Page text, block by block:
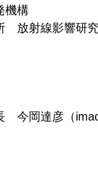
機構
放射線影響研
今岡達彦（